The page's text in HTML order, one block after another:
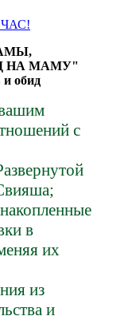
НА МАМУ"
обид
с
в
их
из
и